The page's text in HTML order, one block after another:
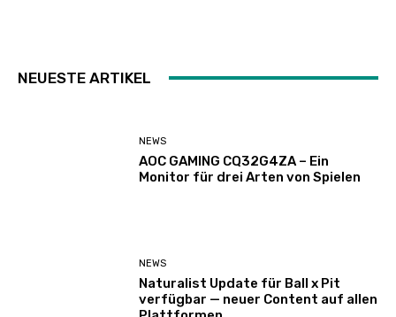
NEUESTE ARTIKEL
NEWS
AOC GAMING CQ32G4ZA – Ein
Monitor für drei Arten von Spielen
NEWS
Naturalist Update für Ball x Pit
verfügbar — neuer Content auf allen